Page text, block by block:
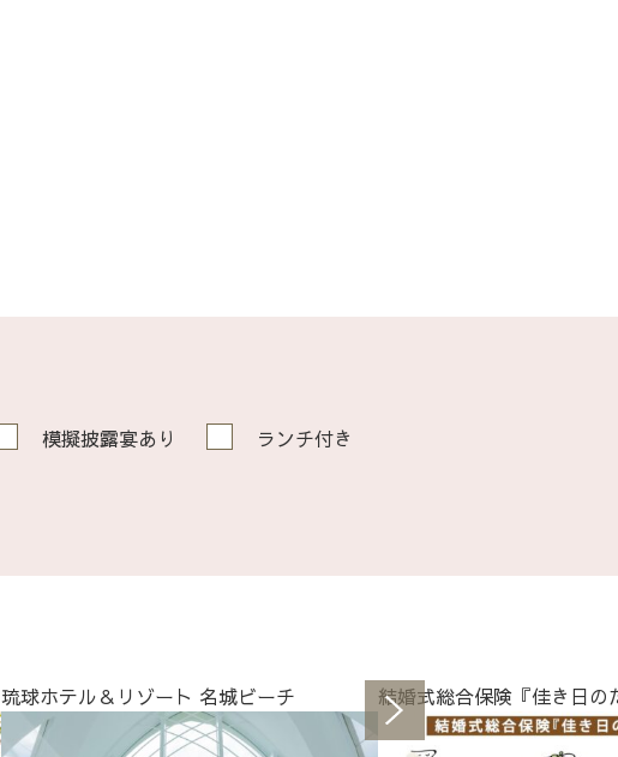
模擬披露宴あり ランチ付き
琉球ホテル＆リゾート 名城ビーチ 結婚式総合保険『佳き日の